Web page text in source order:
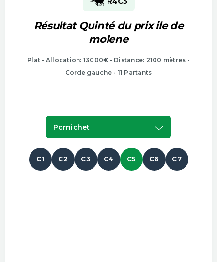
Résultat Quinté du prix ile de
molene
Plat - Allocation: 13000€ - Distance: 2100 mètres -
Corde gauche - 11 Partants
Pornichet
C1 C2 C3 C4 C5 C6 C7